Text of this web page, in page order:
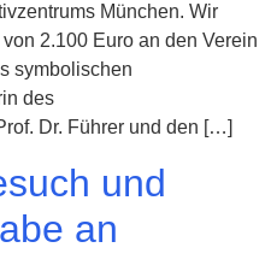
München. Wir
2.100 Euro an den Verein
symbolischen
des
Dr. Führer und den […]
und
an